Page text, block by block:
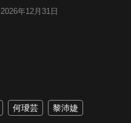
2026年12月31日
何璦芸
黎沛婕